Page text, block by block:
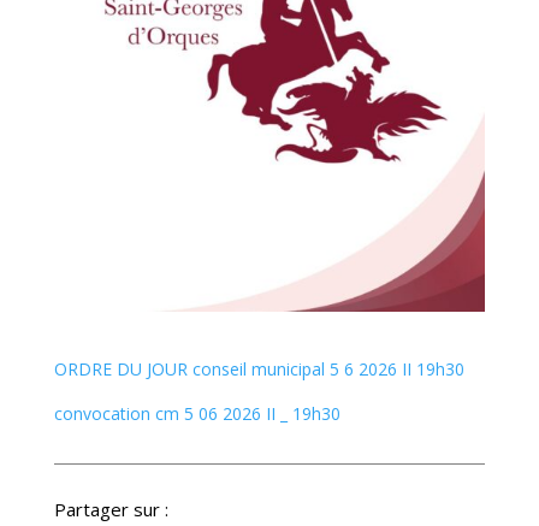
ORDRE DU JOUR conseil municipal 5 6 2026 II 19h30
convocation cm 5 06 2026 II _ 19h30